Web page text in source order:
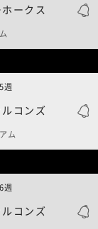
ークス
ルコンズ
ム
ルコンズ